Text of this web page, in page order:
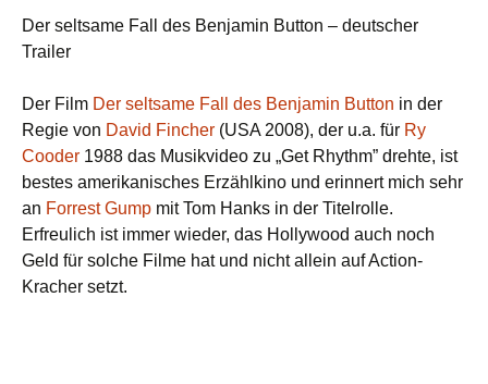
Der seltsame Fall des Benjamin Button – deutscher
Trailer
Der Film Der seltsame Fall des Benjamin Button in der
Regie von David Fincher (USA 2008), der u.a. für Ry
Cooder 1988 das Musikvideo zu „Get Rhythm” drehte, ist
bestes amerikanisches Erzählkino und erinnert mich sehr
an Forrest Gump mit Tom Hanks in der Titelrolle.
Erfreulich ist immer wieder, das Hollywood auch noch
Geld für solche Filme hat und nicht allein auf Action-
Kracher setzt.